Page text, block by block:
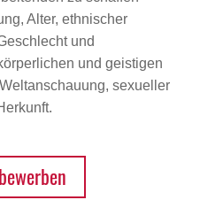
Alter, ethnischer
und
und geistigen
sexueller